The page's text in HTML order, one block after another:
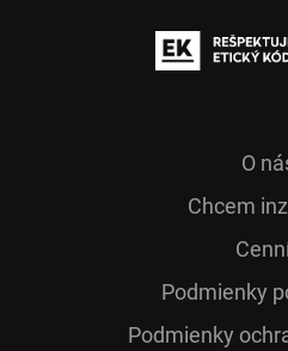
O
Chcem
Podmienky
Podmienky